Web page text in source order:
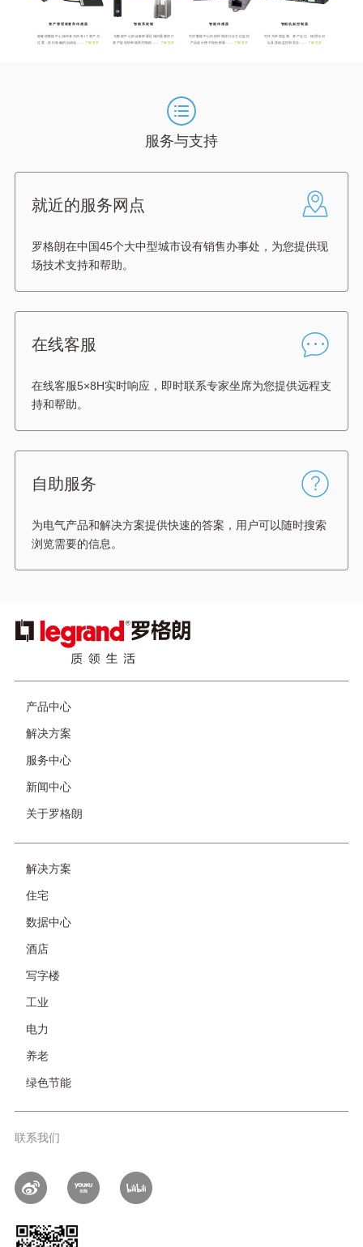
资产管理标签和传感器
能够使数据中心操作者为所有 IT 资产与
位置，执行准确的自动化…… 了解更多
智能系统锁
为数据中心的设备部署区域内重要的IT
资产提供经审核和控制的…… 了解更多
智能传感器
可对数据中心内的环境进行全方位监控
产品设计便于轻松部署…… 了解更多
智能机架控制器
可作为环境监测、资产定位、物理访问
以及其他监控和安全…… 了解更多
服务与支持
就近的服务网点
罗格朗在中国45个大中型城市设有销售办事处，为您提供现
场技术支持和帮助。
在线客服
在线客服5×8H实时响应，即时联系专家坐席为您提供远程支
持和帮助。
自助服务
为电气产品和解决方案提供快速的答案，用户可以随时搜索
浏览需要的信息。
像
产品中心
解决方案
服务中心
新闻中心
关于罗格朗
友
链
非
页
解决方案
住宅
数据中心
酒店
写字楼
工业
电力
养老
绿色节能
联系我们